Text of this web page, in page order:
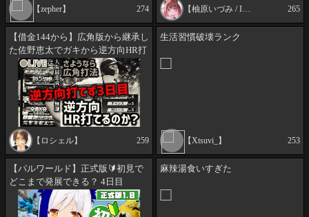
【zepher】 274 【柚原いづみ / Izumi Channel 【ななしいんく】】 265
【借金144から】広角版から継承し
た佐野恵太でガキから逆方向HR打
てるまでランク戦【プロスピA】
【ロシェル】 259
生活習慣破壊ランク
【Xtsuvi_】 253
【パルワールド】正式版🔰初見で
どこまで発展できる？ 4日目
【Palworld /#蒼宮よづり #vtuber 】
麻辣湯食いすぎた